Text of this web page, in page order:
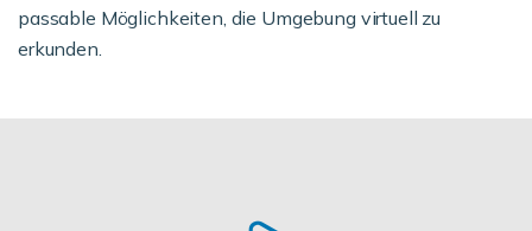
passable Möglichkeiten, die Umgebung virtuell zu
erkunden.